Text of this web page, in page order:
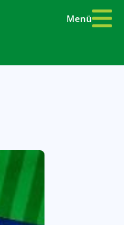
Menü